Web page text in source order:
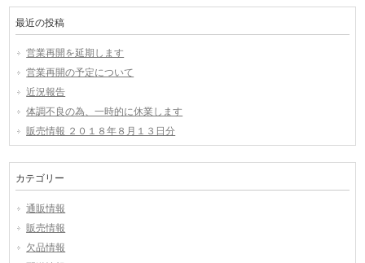
最近の投稿
営業再開を延期します
営業再開の予定について
近況報告
体調不良の為、一時的に休業します
販売情報 ２０１８年８月１３日分
カテゴリー
通販情報
販売情報
欠品情報